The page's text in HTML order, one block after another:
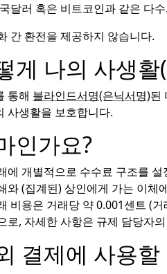
달러 혹은 비트코인과 같은 다
간 환전을 제공하지 않습니다.
게 나의 사생
통해 블라인드서명(은닉서명)된
사생활을 보호합니다.
인가요?
에 개별적으로 수수료 구조를
와 (집계된) 상인에게 가는 이
비용은 거래당 약 0.001센트 (
로, 자세한 사항은 규제 담당자
결제에 사용할